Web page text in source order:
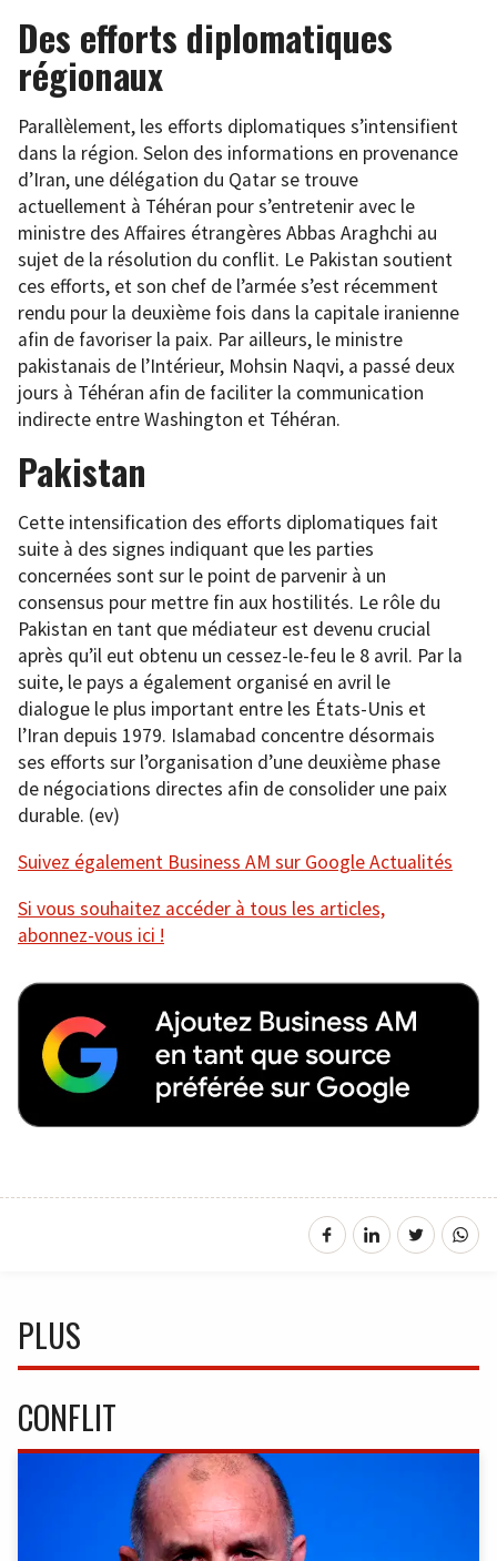
Des efforts diplomatiques
régionaux
Parallèlement, les efforts diplomatiques s’intensifient
dans la région. Selon des informations en provenance
d’Iran, une délégation du Qatar se trouve
actuellement à Téhéran pour s’entretenir avec le
ministre des Affaires étrangères Abbas Araghchi au
sujet de la résolution du conflit. Le Pakistan soutient
ces efforts, et son chef de l’armée s’est récemment
rendu pour la deuxième fois dans la capitale iranienne
afin de favoriser la paix. Par ailleurs, le ministre
pakistanais de l’Intérieur, Mohsin Naqvi, a passé deux
jours à Téhéran afin de faciliter la communication
indirecte entre Washington et Téhéran.
Pakistan
Cette intensification des efforts diplomatiques fait
suite à des signes indiquant que les parties
concernées sont sur le point de parvenir à un
consensus pour mettre fin aux hostilités. Le rôle du
Pakistan en tant que médiateur est devenu crucial
après qu’il eut obtenu un cessez-le-feu le 8 avril. Par la
suite, le pays a également organisé en avril le
dialogue le plus important entre les États-Unis et
l’Iran depuis 1979. Islamabad concentre désormais
ses efforts sur l’organisation d’une deuxième phase
de négociations directes afin de consolider une paix
durable. (ev)
Suivez également Business AM sur Google Actualités
Si vous souhaitez accéder à tous les articles,
abonnez-vous ici !
PLUS
CONFLIT